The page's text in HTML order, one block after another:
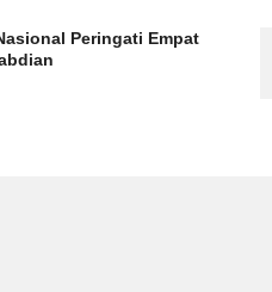
Peringati Empat